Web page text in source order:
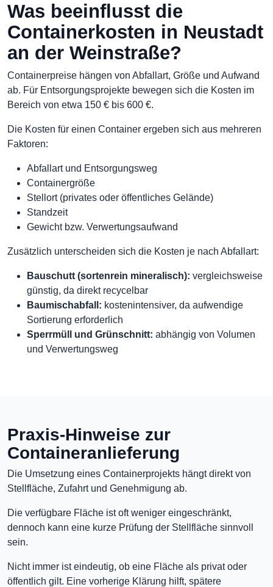
Was beeinflusst die
Containerkosten in Neustadt
an der Weinstraße?
Containerpreise hängen von Abfallart, Größe und Aufwand
ab. Für Entsorgungsprojekte bewegen sich die Kosten im
Bereich von etwa 150 € bis 600 €.
Die Kosten für einen Container ergeben sich aus mehreren
Faktoren:
Abfallart und Entsorgungsweg
Containergröße
Stellort (privates oder öffentliches Gelände)
Standzeit
Gewicht bzw. Verwertungsaufwand
Zusätzlich unterscheiden sich die Kosten je nach Abfallart:
Bauschutt (sortenrein mineralisch): vergleichsweise
günstig, da direkt recycelbar
Baumischabfall: kostenintensiver, da aufwendige
Sortierung erforderlich
Sperrmüll und Grünschnitt: abhängig von Volumen
und Verwertungsweg
Praxis-Hinweise zur
Containeranlieferung
Die Umsetzung eines Containerprojekts hängt direkt von
Stellfläche, Zufahrt und Genehmigung ab.
Die verfügbare Fläche ist oft weniger eingeschränkt,
dennoch kann eine kurze Prüfung der Stellfläche sinnvoll
sein.
Nicht immer ist eindeutig, ob eine Fläche als privat oder
öffentlich gilt. Eine vorherige Klärung hilft, spätere